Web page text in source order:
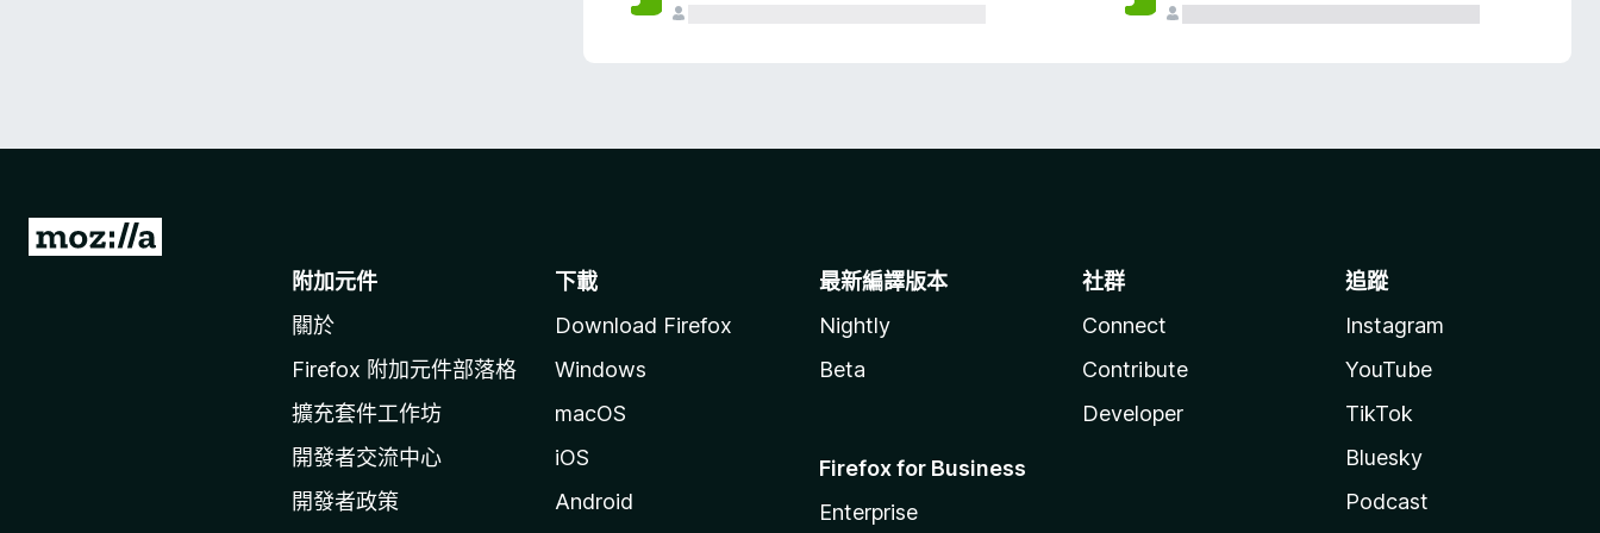
前
附加元件
關於
Firefox 附加元件部落格
擴充套件工作坊
開發者交流中心
開發者政策
下載
Download Firefox
Windows
macOS
iOS
Android
最新編譯版本
Nightly
Beta
Firefox for Business
Enterprise
社群
Connect
Contribute
Developer
追蹤
Instagram
YouTube
TikTok
Bluesky
Podcast